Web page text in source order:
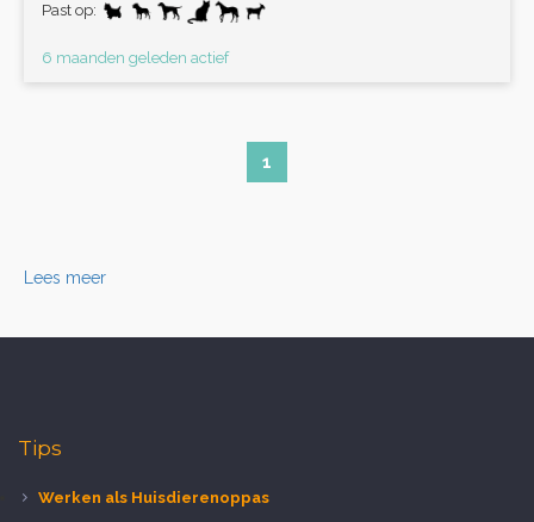
Past op:
6 maanden geleden actief
1
Lees meer
Tips
Werken als Huisdierenoppas